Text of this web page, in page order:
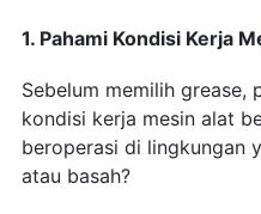
1. Pahami Kondisi Kerja
Sebelum memilih grease,
kondisi kerja mesin alat
beroperasi di lingkungan
atau basah?